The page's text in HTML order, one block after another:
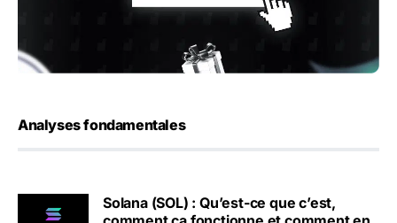
Analyses fondamentales
Solana (SOL) : Qu’est-ce que c’est,